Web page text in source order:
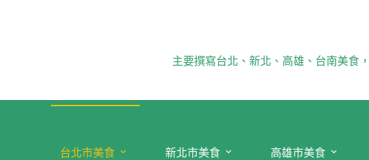
主要撰寫台北、新北、高雄、台南美食
台北市美食 新北市美食 高雄市美食